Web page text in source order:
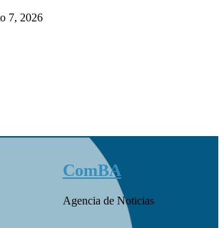
7, 2026
ComBA
Agencia de Noticias